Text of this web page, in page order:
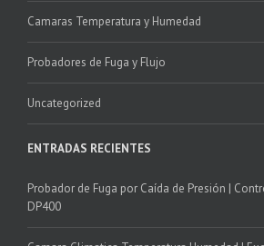
Camaras Temperatura y Humedad
Probadores de Fuga y Flujo
Uncategorized
ENTRADAS RECIENTES
Probador de Fuga por Caída de Presión |
DP400